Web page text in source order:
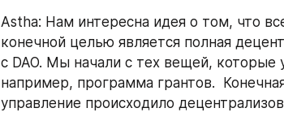
Astha: Нам интересна идея о том, что
конечной целью является полная
с DAO. Мы начали с тех вещей,
например, программа грантов.
управление происходило